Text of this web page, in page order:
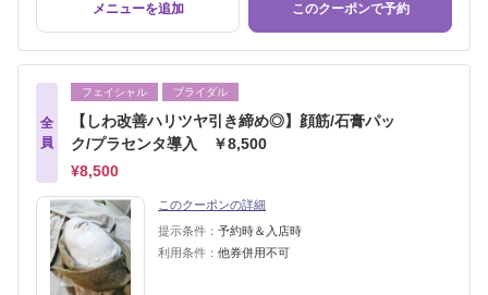
メニューを追加 このクーポンで予約
全
員
フェイシャル ブライダル
【しわ改善ハリツヤ引き締め◎】顔筋/石膏パッ
ク/プラセンタ導入 ￥8,500
¥8,500
このクーポンの詳細
提示条件： 予約時＆入店時
利用条件： 他券併用不可